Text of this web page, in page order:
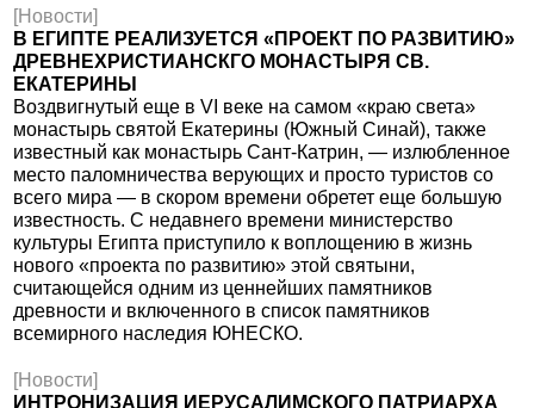
[Новости]
В ЕГИПТЕ РЕАЛИЗУЕТСЯ «ПРОЕКТ ПО РАЗВИТИЮ»
ДРЕВНЕХРИСТИАНСКГО МОНАСТЫРЯ СВ.
ЕКАТЕРИНЫ
Воздвигнутый еще в VI веке на самом «краю света»
монастырь святой Екатерины (Южный Синай), также
известный как монастырь Сант-Катрин, — излюбленное
место паломничества верующих и просто туристов со
всего мира — в скором времени обретет еще большую
известность. С недавнего времени министерство
культуры Египта приступило к воплощению в жизнь
нового «проекта по развитию» этой святыни,
считающейся одним из ценнейших памятников
древности и включенного в список памятников
всемирного наследия ЮНЕСКО.
[Новости]
ИНТРОНИЗАЦИЯ ИЕРУСАЛИМСКОГО ПАТРИАРХА